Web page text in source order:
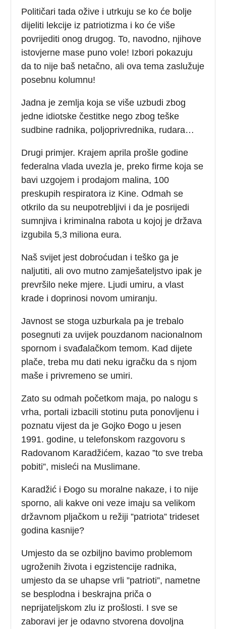
Političari tada ožive i utrkuju se ko će bolje
dijeliti lekcije iz patriotizma i ko će više
povrijediti onog drugog. To, navodno, njihove
istovjerne mase puno vole! Izbori pokazuju
da to nije baš netačno, ali ova tema zaslužuje
posebnu kolumnu!
Jadna je zemlja koja se više uzbudi zbog
jedne idiotske čestitke nego zbog teške
sudbine radnika, poljoprivrednika, rudara…
Drugi primjer. Krajem aprila prošle godine
federalna vlada uvezla je, preko firme koja se
bavi uzgojem i prodajom malina, 100
preskupih respiratora iz Kine. Odmah se
otkrilo da su neupotrebljivi i da je posrijedi
sumnjiva i kriminalna rabota u kojoj je država
izgubila 5,3 miliona eura.
Naš svijet jest dobroćudan i teško ga je
naljutiti, ali ovo mutno zamješateljstvo ipak je
prevršilo neke mjere. Ljudi umiru, a vlast
krade i doprinosi novom umiranju.
Javnost se stoga uzburkala pa je trebalo
posegnuti za uvijek pouzdanom nacionalnom
spornom i svađalačkom temom. Kad dijete
plače, treba mu dati neku igračku da s njom
maše i privremeno se umiri.
Zato su odmah početkom maja, po nalogu s
vrha, portali izbacili stotinu puta ponovljenu i
poznatu vijest da je Gojko Đogo u jesen
1991. godine, u telefonskom razgovoru s
Radovanom Karadžićem, kazao ”to sve treba
pobiti”, misleći na Muslimane.
Karadžić i Đogo su moralne nakaze, i to nije
sporno, ali kakve oni veze imaju sa velikom
državnom pljačkom u režiji ”patriota” trideset
godina kasnije?
Umjesto da se ozbiljno bavimo problemom
ugroženih života i egzistencije radnika,
umjesto da se uhapse vrli ”patrioti”, nametne
se besplodna i beskrajna priča o
neprijateljskom zlu iz prošlosti. I sve se
zaboravi jer je odavno stvorena dovoljna